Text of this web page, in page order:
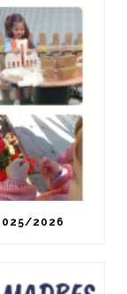
2026